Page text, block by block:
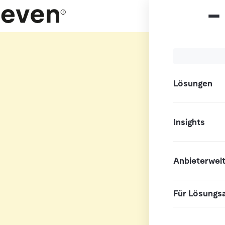
Lösungen
Insights
Anbieterwelt
Für